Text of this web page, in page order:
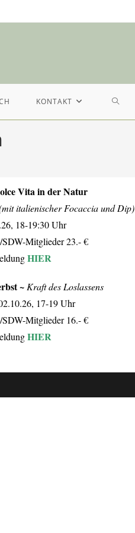
KONTAKT
Vita in der Natur
italienischer Focaccia und Dip)
18-19:30 Uhr
Mitglieder 23.- €
HIER
~ Kraft des Loslassens
17-19 Uhr
Mitglieder 16.- €
HIER